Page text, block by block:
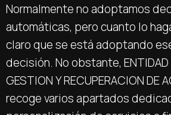
Normalmente no adoptamos
automáticas, pero cuanto lo
claro que se está adoptando
decisión. No obstante, ENTIDAD
GESTION Y RECUPERACION DE
recoge varios apartados